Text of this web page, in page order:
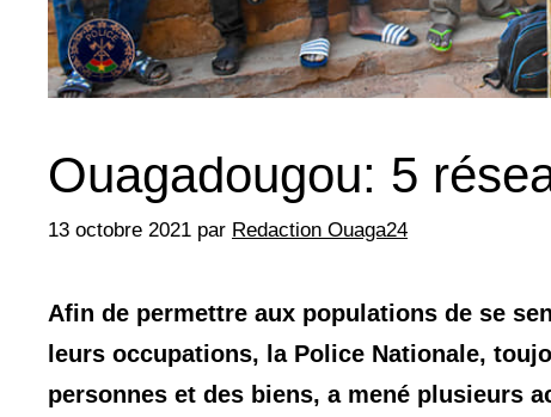
Ouagadougou: 5
13 octobre 2021 par Redaction Ouaga24
Afin de permettre aux populations de se
leurs occupations, la Police Nationale,
personnes et des biens, a mené plusieurs